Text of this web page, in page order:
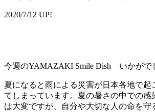
2020/7/12 UP!
今週のYAMAZAKI Smile Dish いかがで
夏になると雨による災害が日本各地で起
てしまっています。夏の暑さの中での感
は大変ですが、自分や大切な人の命を守